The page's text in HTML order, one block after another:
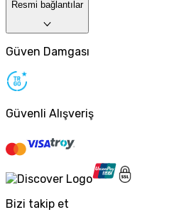
Resmi bağlantılar
Güven Damgası
Güvenli Alışveriş
Bizi takip et